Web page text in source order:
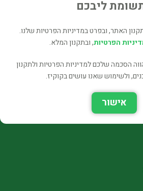
1 2 3
ליבכם
האתר, ובפרט במדיניות הפרטיות שלנו.
הפרטיות, ובתקנון המלא.
הסכמה שלכם למדיניות הפרטיות ולתקנון
ולשימוש שאנו עושים בקוקיז.
אישור